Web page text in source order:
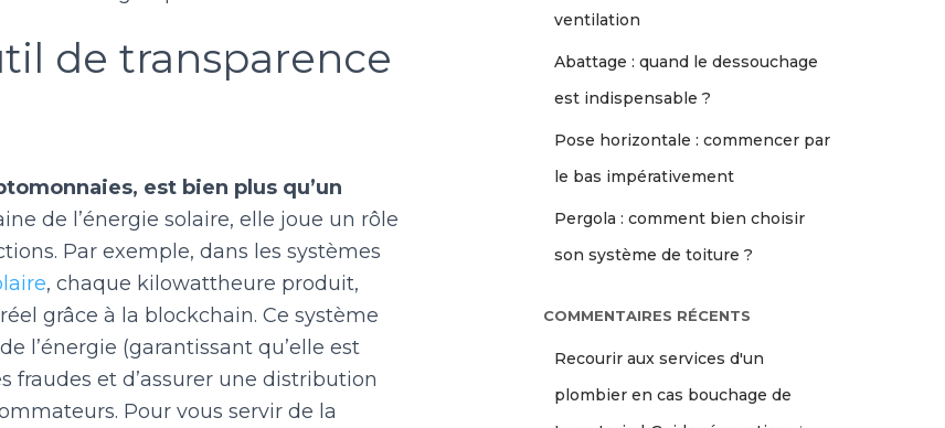
de transparence
est bien plus qu’un
de l’énergie solaire, elle joue un rôle
Par exemple, dans les systèmes
, chaque kilowattheure produit,
grâce à la blockchain. Ce système
l’énergie (garantissant qu’elle est
fraudes et d’assurer une distribution
Pour vous servir de la
ventilation
Abattage : quand le dessouchage
est indispensable ?
Pose horizontale : commencer par
le bas impérativement
Pergola : comment bien choisir
son système de toiture ?
COMMENTAIRES RÉCENTS
Recourir aux services d'un
plombier en cas bouchage de